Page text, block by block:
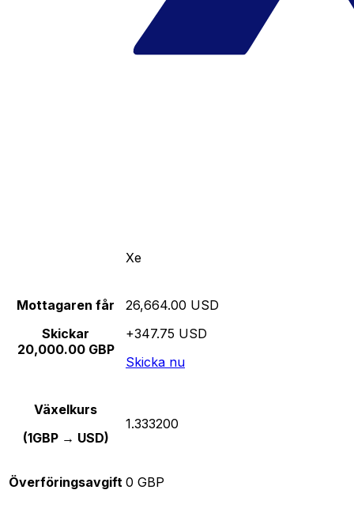
Xe
Mottagaren får
Skickar
20,000.00 GBP
26,664.00 USD
+347.75 USD
Skicka nu
Växelkurs
(1GBP → USD)
1.333200
Överföringsavgift 0 GBP